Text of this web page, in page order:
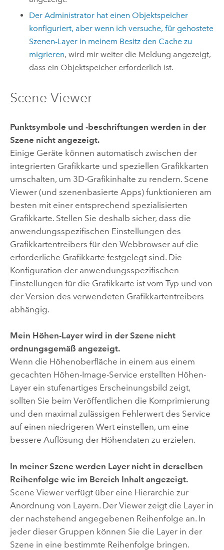
Der Administrator hat einen Objektspeicher
konfiguriert, aber wenn ich versuche, für gehostete
Szenen-Layer in meinem Besitz den Cache zu
migrieren, wird mir weiter die Meldung angezeigt,
dass ein Objektspeicher erforderlich ist.
Scene Viewer
Punktsymbole und -beschriftungen werden in der
Szene nicht angezeigt.
Einige Geräte können automatisch zwischen der
integrierten Grafikkarte und speziellen Grafikkarten
umschalten, um 3D-Grafikinhalte zu rendern. Scene
Viewer(und szenenbasierte Apps) funktionieren am
besten mit einer entsprechend spezialisierten
Grafikkarte. Stellen Sie deshalb sicher, dass die
anwendungsspezifischen Einstellungen des
Grafikkartentreibers für den Webbrowser auf die
erforderliche Grafikkarte festgelegt sind. Die
Konfiguration der anwendungsspezifischen
Einstellungen für die Grafikkarte ist vom Typ und von
der Version des verwendeten Grafikkartentreibers
abhängig.
Mein Höhen-Layer wird in der Szene nicht
ordnungsgemäß angezeigt.
Wenn die Höhenoberfläche in einem aus einem
gecachten Höhen-Image-Service erstellten Höhen-
Layer ein stufenartiges Erscheinungsbild zeigt,
sollten Sie beim Veröffentlichen die Komprimierung
und den maximal zulässigen Fehlerwert des Service
auf einen niedrigeren Wert einstellen, um eine
bessere Auflösung der Höhendaten zu erzielen.
In meiner Szene werden Layer nicht in derselben
Reihenfolge wie im Bereich Inhaltangezeigt.
Scene Viewerverfügt über eine Hierarchie zur
Anordnung von Layern. Der Viewer zeigt die Layer in
der nachstehend angegebenen Reihenfolge an. In
jeder dieser Gruppen können Sie die Layer in der
Szene in eine bestimmte Reihenfolge bringen.